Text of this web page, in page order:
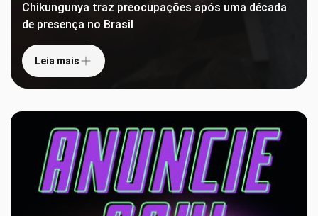
Chikungunya traz preocupações após uma década
de presença no Brasil
Leia mais